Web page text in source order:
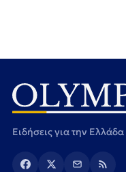
Ειδήσεις για την